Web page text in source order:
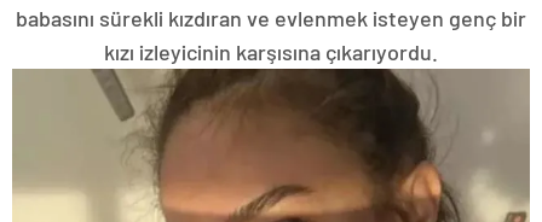
babasını sürekli kızdıran ve evlenmek isteyen genç bir
kızı izleyicinin karşısına çıkarıyordu.